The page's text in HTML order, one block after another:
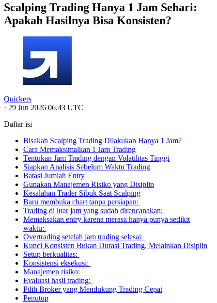
Scalping Trading Hanya 1 Jam Sehari:
Apakah Hasilnya Bisa Konsisten?
Quickers
· 29 Jun 2026 06.43 UTC
Daftar isi
Bisakah Scalping Trading Dilakukan Hanya 1 Jam?
Cara Memaksimalkan 1 Jam Trading
Tentukan Jam Trading dengan Volatilitas Tinggi
Siapkan Analisis Sebelum Waktu Trading
Batasi Jumlah Entry
Gunakan Manajemen Risiko yang Disiplin
Kesalahan Trader Sibuk Saat Scalping
Baru membuka chart tanpa persiapan:
Trading di luar jam yang sudah direncanakan:
Memaksakan entry karena merasa hanya punya sedikit
waktu:
Overtrading setelah jam trading selesai:
Kunci Konsisten Bukan Durasi Trading, Melainkan Disiplin
Setup berkualitas:
Konsistensi eksekusi:
Manajemen risiko:
Evaluasi hasil trading:
Pilih Broker yang Mendukung Trading Cepat
Penutup